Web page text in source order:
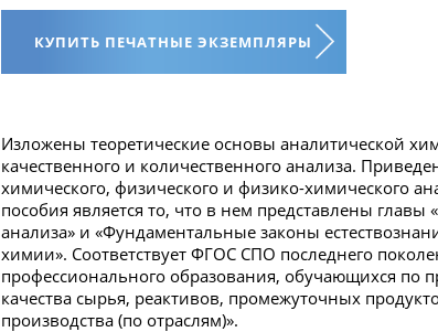
КУПИТЬ ПЕЧАТНЫЕ ЭКЗЕМПЛЯРЫ
Изложены теоретические основы аналитической
качественного и количественного анализа.
химического, физического и физико-химического
пособия является то, что в нем представлены
анализа» и «Фундаментальные законы
химии». Соответствует ФГОС СПО последнего
профессионального образования, обучающихся по
качества сырья, реактивов, промежуточных
производства (по отраслям)».